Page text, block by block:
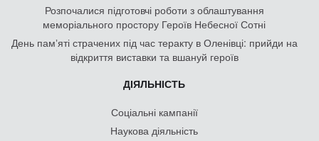
Розпочалися підготовчі роботи з облаштування
меморіального простору Героїв Небесної Сотні
День памʼяті страчених під час теракту в Оленівці: прийди на
відкриття виставки та вшануй героїв
ДІЯЛЬНІСТЬ
Соціальні кампанії
Наукова діяльність